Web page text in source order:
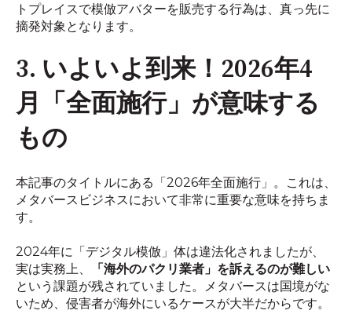
トプレイスで模倣アバターを販売する行為は、真っ先に
摘発対象となります。
3. いよいよ到来！2026年4
月「全面施行」が意味する
もの
本記事のタイトルにある「2026年全面施行」。これは、
メタバースビジネスにおいて非常に重要な意味を持ちま
す。
2024年に「デジタル模倣」体は違法化されましたが、
実は実務上、
「海外のパクリ業者」を訴えるのが難しい
という課題が残されていました。メタバースは国境がな
いため、侵害者が海外にいるケースが大半だからです。